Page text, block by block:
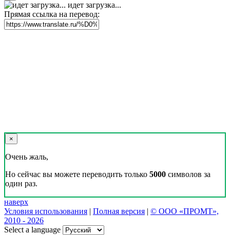
идет загрузка...
Прямая ссылка на перевод:
×
Очень жаль,
Но сейчас вы можете переводить только 5000 символов за
один раз.
наверх
Условия использования | Полная версия | © ООО «ПРОМТ»,
2010 - 2026
Select a language